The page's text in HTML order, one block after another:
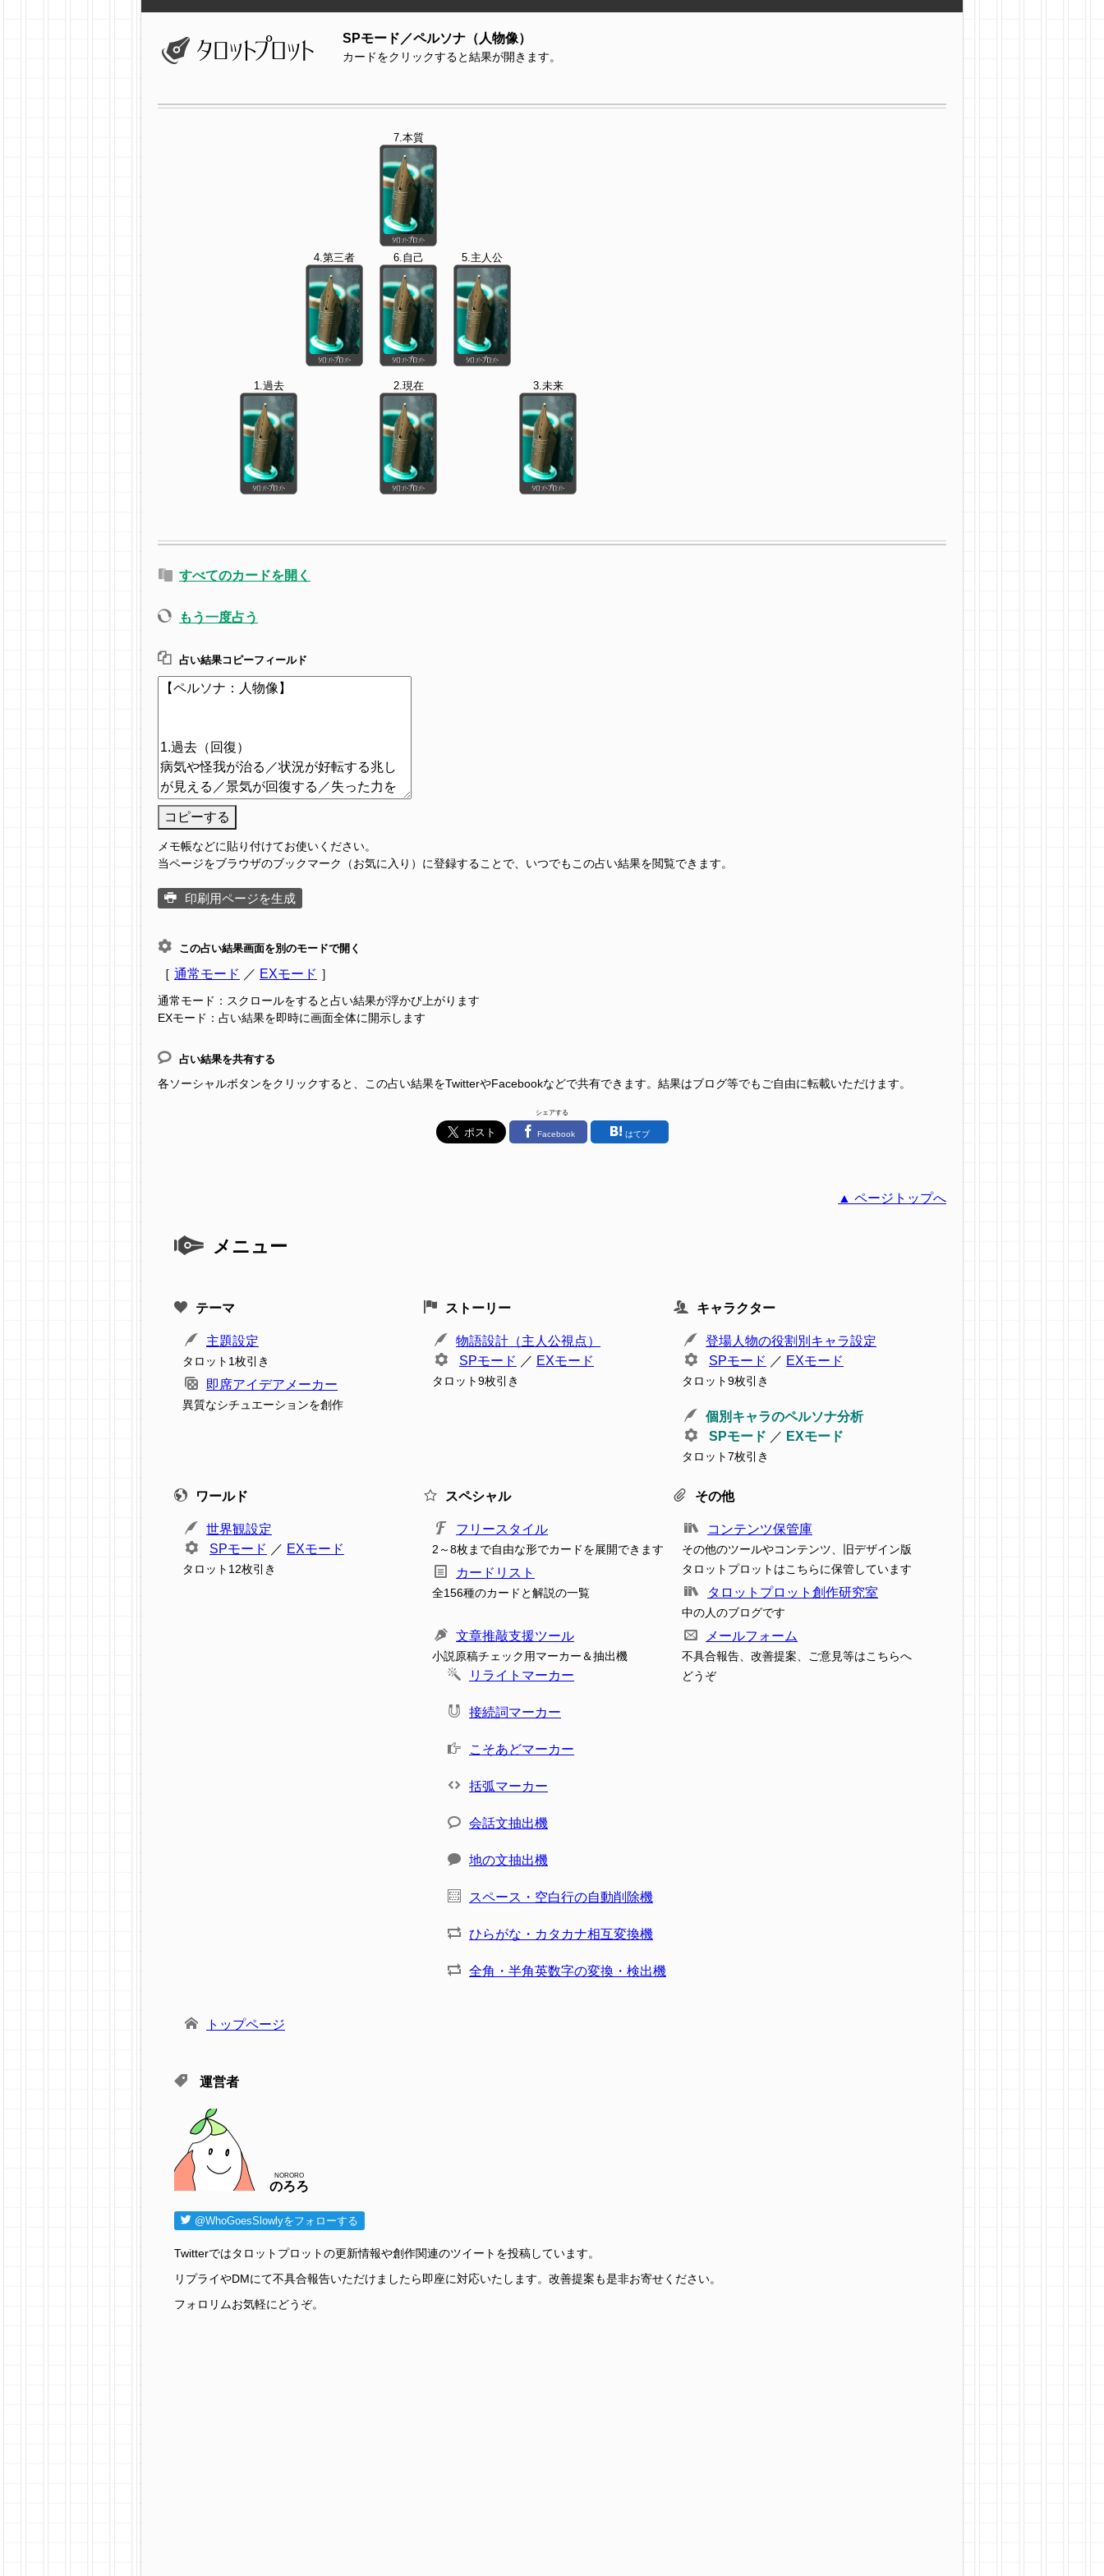
SPモード／ペルソナ（人物像）
カードをクリックすると結果が開きます。
7.本質
4.第三者 6.自己 5.主人公
1.過去 2.現在 3.未来
すべてのカードを開く
もう一度占う
占い結果コピーフィールド
コピーする
メモ帳などに貼り付けてお使いください。
当ページをブラウザのブックマーク（お気に入り）に登録することで、いつでもこの占い結果を閲覧できます。
印刷用ページを生成
この占い結果画面を別のモードで開く
［ 通常モード ／ EXモード ］
通常モード：スクロールをすると占い結果が浮かび上がります
EXモード：占い結果を即時に画面全体に開示します
占い結果を共有する
各ソーシャルボタンをクリックすると、この占い結果をTwitterやFacebookなどで共有できます。結果はブログ等でもご自由に転載いただけます。
シェアする
Facebook はてブ
▲ ページトップへ
メニュー
テーマ
主題設定
タロット1枚引き
即席アイデアメーカー
異質なシチュエーションを創作
ストーリー
物語設計（主人公視点）
SPモード ／ EXモード
タロット9枚引き
キャラクター
登場人物の役割別キャラ設定
SPモード ／ EXモード
タロット9枚引き
個別キャラのペルソナ分析
SPモード ／ EXモード
タロット7枚引き
ワールド
世界観設定
SPモード ／ EXモード
タロット12枚引き
スペシャル
フリースタイル
2～8枚まで自由な形でカードを展開できます
カードリスト
全156種のカードと解説の一覧
文章推敲支援ツール
小説原稿チェック用マーカー＆抽出機
リライトマーカー
接続詞マーカー
こそあどマーカー
括弧マーカー
会話文抽出機
地の文抽出機
スペース・空白行の自動削除機
ひらがな・カタカナ相互変換機
全角・半角英数字の変換・検出機
その他
コンテンツ保管庫
その他のツールやコンテンツ、旧デザイン版
タロットプロットはこちらに保管しています
タロットプロット創作研究室
中の人のブログです
メールフォーム
不具合報告、改善提案、ご意見等はこちらへ
どうぞ
トップページ
運営者
のろろ
NORORO
@WhoGoesSlowlyをフォローする
Twitterではタロットプロットの更新情報や創作関連のツイートを投稿しています。
リプライやDMにて不具合報告いただけましたら即座に対応いたします。改善提案も是非お寄せください。
フォロリムお気軽にどうぞ。